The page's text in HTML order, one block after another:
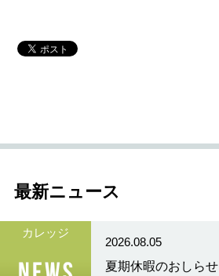
最新ニュース
カレッジ
2026.08.05
夏期休暇のおしらせ